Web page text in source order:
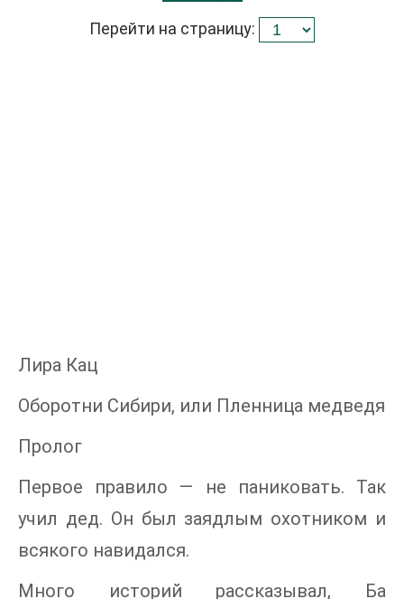
Перейти на страницу:
Лира Кац
Оборотни Сибири, или Пленница медведя
Пролог
Первое правило — не паниковать. Так
учил дед. Он был заядлым охотником и
всякого навидался.
Много историй рассказывал, Ба